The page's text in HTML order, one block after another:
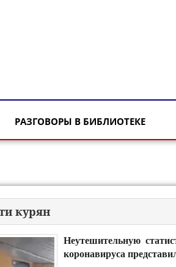
РАЗГОВОРЫ В БИБЛИОТЕКЕ
курян
Неутешительную
коронавируса